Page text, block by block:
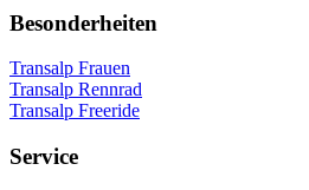
Besonderheiten
Transalp Frauen
Transalp Rennrad
Transalp Freeride
Service